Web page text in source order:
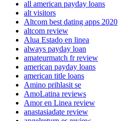
all american payday loans
alt visitors
Altcom best dating apps 2020
altcom review
Alua Estado en linea
always payday loan
amateurmatch fr review
american payday loans
american title loans
Amino prihlasit se
AmoLatina reviews
Amor en Linea review
anastasiadate review